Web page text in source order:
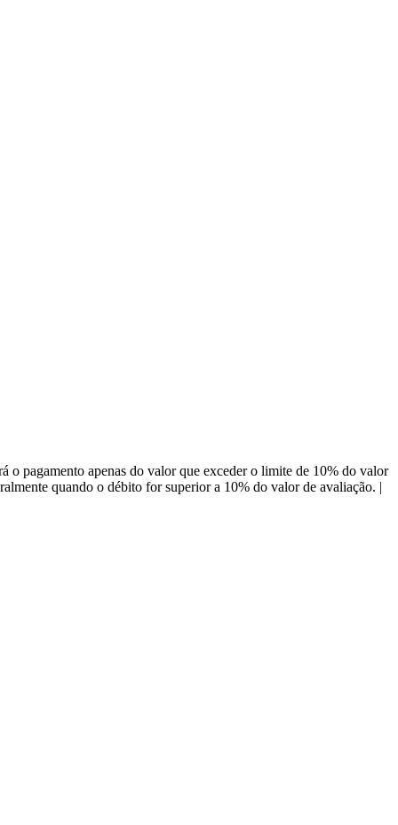
pagamento apenas do valor que exceder o limite de 10% do valor
quando o débito for superior a 10% do valor de avaliação. |